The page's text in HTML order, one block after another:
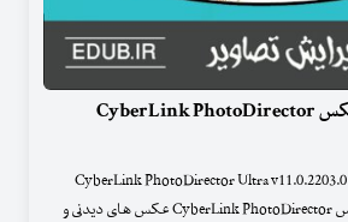
نرم افزار ویرایش عکس CyberLink PhotoDirector
نرم افزار ویرایش عکس - CyberLink PhotoDirector Ultra v11.0.2203.0
x64 نرم افزار ویرایش عکس CyberLink PhotoDirector عکس های دیدنی و